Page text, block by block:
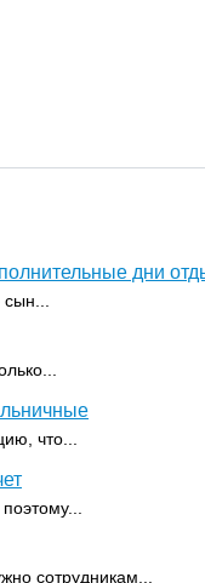
дни
что...
сотрудникам...